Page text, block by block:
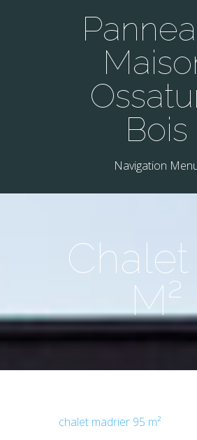
Bois
Navigation
M²
chalet madrier 95 m²